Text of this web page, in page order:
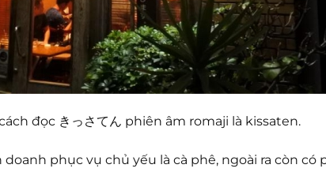
đọc きっさてん phiên âm romaji là kissaten.
phục vụ chủ yếu là cà phê, ngoài ra còn có